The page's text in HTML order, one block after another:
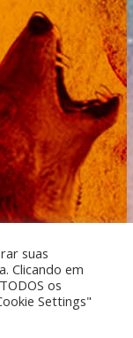
Espacial e
suas
Clicando em
os
Settings"